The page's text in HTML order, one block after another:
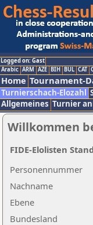
Logged on: Gast
Arabic ARM AZE BIH BUL CAT
Home Tournament-
Turnierschach-Elozahl
Allgemeines Turnier
Willkommen
Nachname
Ebene
Personennummer
Bundesland
FIDE-Elolisten Stand